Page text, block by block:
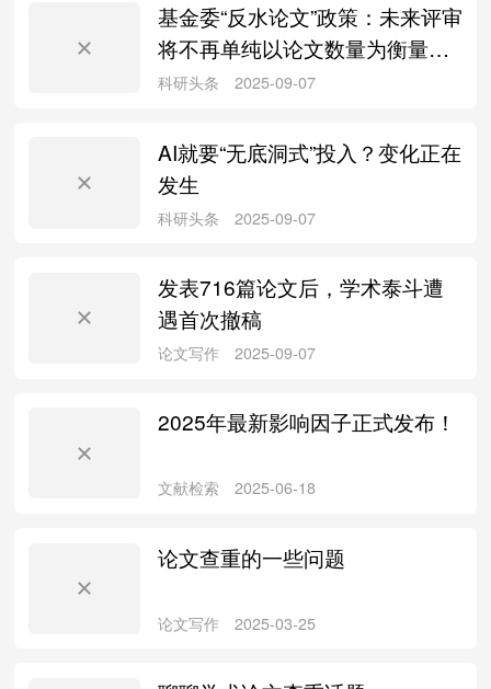
文献检索 2026-06-18
基金委“反水论文”政策：未来评审
将不再单纯以论文数量为衡量标
准
科研头条 2025-09-07
AI就要“无底洞式”投入？变化正在
发生
发表716篇论文后，学术泰斗遭
遇首次撤稿
2025年最新影响因子正式发布！
论文查重的一些问题